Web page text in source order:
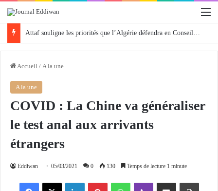
Attaf souligne les priorités que l’Algérie défendra en Conseil de sécurité « avec rigueur et engagement »
Accueil / A la une
A la une
COVID : La Chine va généraliser
le test anal aux arrivants
étrangers
Eddiwan 05/03/2021 0 130 Temps de lecture 1 minute
Facebook X Linkedin Pinterest WhatsApp Viber Partager par email Imprimer